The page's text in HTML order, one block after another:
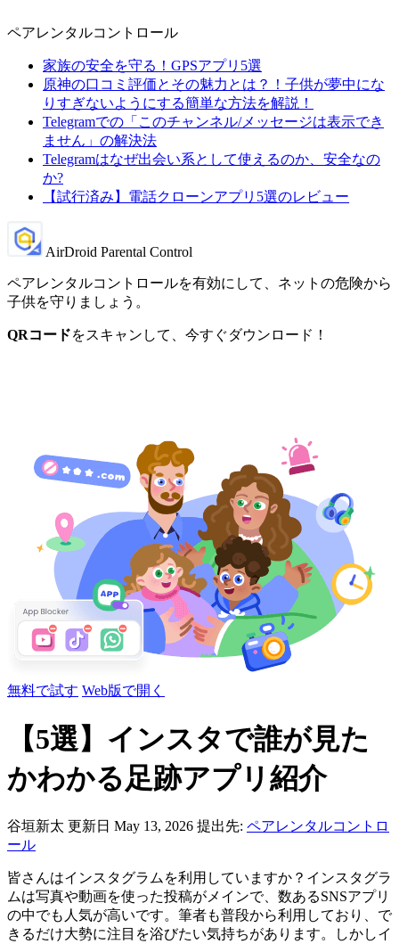
ペアレンタルコントロール
家族の安全を守る！GPSアプリ5選
原神の口コミ評価とその魅力とは？！子供が夢中にな
りすぎないようにする簡単な方法を解説！
Telegramでの「このチャンネル/メッセージは表示でき
ません」の解決法
Telegramはなぜ出会い系として使えるのか、安全なの
か?
【試行済み】電話クローンアプリ5選のレビュー
AirDroid Parental Control
ペアレンタルコントロールを有効にして、ネットの危険から
子供を守りましょう。
QRコードをスキャンして、今すぐダウンロード！
無料で試す Web版で開く
【5選】インスタで誰が見た
かわかる足跡アプリ紹介
谷垣新太 更新日 May 13, 2026 提出先: ペアレンタルコントロ
ール
皆さんはインスタグラムを利用していますか？インスタグラ
ムは写真や動画を使った投稿がメインで、数あるSNSアプリ
の中でも人気が高いです。筆者も普段から利用しており、で
きるだけ大勢に注目を浴びたい気持ちがあります。しかしイ